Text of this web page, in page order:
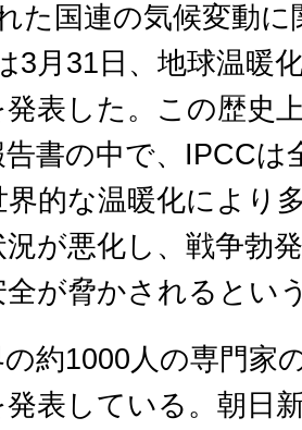
た国連の気候変動
3月31日、地球温暖
表した。この歴史
告書の中で、IPCCは
界的な温暖化により
が悪化し、戦争勃
全が脅かされるとい
約1000人の専門家
表している。朝日